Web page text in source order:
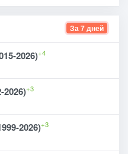
За 7 дней
2026)+4
2026)+3
2026)+3